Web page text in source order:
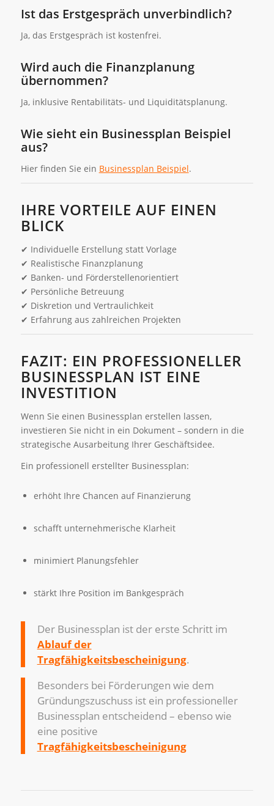
Ist das Erstgespräch unverbindlich?
Ja, das Erstgespräch ist kostenfrei.
Wird auch die Finanzplanung
übernommen?
Ja, inklusive Rentabilitäts- und Liquiditätsplanung.
Wie sieht ein Businessplan Beispiel
aus?
Hier finden Sie ein Businessplan Beispiel.
IHRE VORTEILE AUF EINEN
BLICK
✔ Individuelle Erstellung statt Vorlage
✔ Realistische Finanzplanung
✔ Banken- und Förderstellenorientiert
✔ Persönliche Betreuung
✔ Diskretion und Vertraulichkeit
✔ Erfahrung aus zahlreichen Projekten
FAZIT: EIN PROFESSIONELLER
BUSINESSPLAN IST EINE
INVESTITION
Wenn Sie einen Businessplan erstellen lassen,
investieren Sie nicht in ein Dokument – sondern in die
strategische Ausarbeitung Ihrer Geschäftsidee.
Ein professionell erstellter Businessplan:
erhöht Ihre Chancen auf Finanzierung
schafft unternehmerische Klarheit
minimiert Planungsfehler
stärkt Ihre Position im Bankgespräch
Der Businessplan ist der erste Schritt im
Ablauf der
Tragfähigkeitsbescheinigung.
Besonders bei Förderungen wie dem
Gründungszuschuss ist ein professioneller
Businessplan entscheidend – ebenso wie
eine positive
Tragfähigkeitsbescheinigung